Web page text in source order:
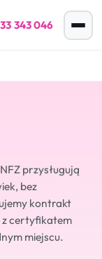
343 046
przysługują
bez
kontrakt
z certyfikatem
miejscu.